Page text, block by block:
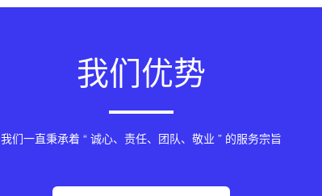
我们优势
我们一直秉承着 “ 诚心、责任、团队、敬业 ” 的服务宗旨